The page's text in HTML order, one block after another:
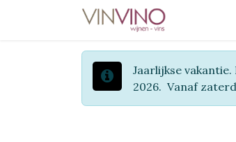
Overslaan naar inhoud
Jaarlijkse
2026. Vanaf